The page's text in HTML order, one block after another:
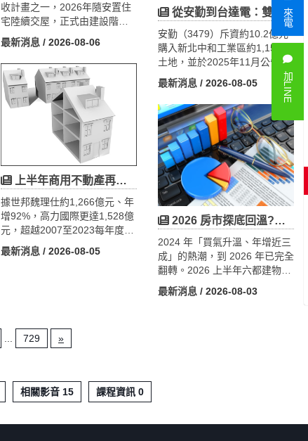
來電
加LINE
收計畫之一，2026年隨安置住
宅陸續交屋，正式由建設階段
邁向人口與產業發展階段。安
置住宅入住帶動大園居住需
求，航空城新都心也承接青埔
外溢效應。然而，航空城真正
的房地產核心不僅是住宅，更
在於機場周邊產業專用區、物
流用地及工業土地發展。隨企
業進駐、交通建設完善，大
園、青埔、觀音、蘆竹等區域
將形成新的產業與生活圈。投
資航空城周邊土地仍需注意使
用分區、開發限制及噪音管制
等因素，掌握長期人口與產業
成長帶來的土地價值變化。
最新消息 / 2026-08-06
從安勤到台達電：雙北工業地買不到了？AI時代企業搶地新戰略
安勤（3479）斥資約10.2億元
購入新北中和工業區約1,158坪
土地，並於2025年11月公告採
「自地委建」方式，由立華營
造承攬約14.64億元總部工程，
土地與建築總投資約24.8億
元。對一家年營收約85億元的
中型工業電腦廠而言，這是一
項極具代表性的長期資產布
局。本文將從工業地產角度，
解析安勤投資策略、自地委建
與租賃、合建的差異，並結合
台達電原地重建案例，探討工
業用地稀缺下企業由租轉買、
建立自有基地的趨勢，以及雙
北土地供給不足帶動需求外溢
桃園，為工業土地、廠房與地
主資產活化帶來的新商機。
最新消息 / 2026-08-05
上半年商用不動產再創新高，但這是「自用者市場」，投資客該小心什麼？
據世邦魏理仕約1,266億元、年
增92%，高力國際更達1,528億
元，超越2007至2023每年度全
年。真正的引擎不是「資金
潮」，而是AI與半導體供應鏈
單包括美光買竹科力積電廠
房、日月光在南科與竹南購五
因央行信用管制連季衰退、建
商購地年減近三成。這是一個
場，投資人須分清基本面支撐
最新消息 / 2026-08-05
2026 房市探底回溫?六都上半年跌破 10 萬棟,青安 3.0 能救買氣嗎?
2024 年「買氣升溫、年增近三
成」的熱潮，到 2026 年已完全
翻轉。2026 上半年六都建物買
賣移轉棟數約 9 萬 7,428 棟、
年減 2.8%，跌破 10 萬棟、寫
創今年單月最高量。政策面，
最新消息 / 2026-08-03
729 »
相關影音 15 課程資訊 0